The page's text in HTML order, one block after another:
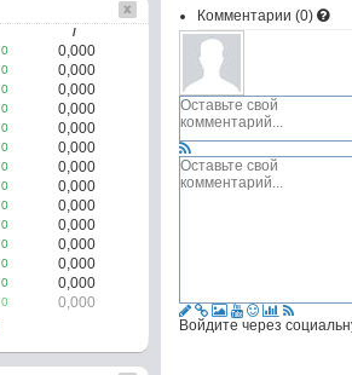
Комментарии (0)
Войдите через
/
0
0,000
0
0,000
0
0,000
0
0,000
0
0,000
0
0,000
0
0,000
0
0,000
0
0,000
0
0,000
0
0,000
0
0,000
0
0,000
0
0,000